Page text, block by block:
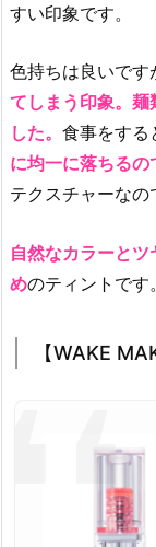
すい印象です。
色持ちは良いです
てしまう印象。麺
した。 食事をする
に均一に落ちる
テクスチャーなの
自然なカラーと
めのティントです。
【WAKE